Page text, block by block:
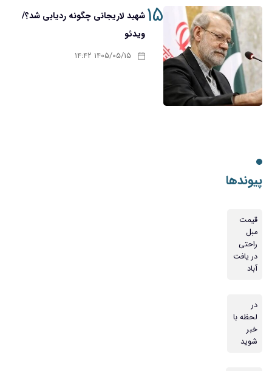
۱۵شهید لاریجانی چگونه ردیابی شد؟/
ویدئو
۱۴۰۵/۰۵/۱۵ ۱۴:۴۲
پیوندها
قیمت
مبل
راحتی
در یافت
آباد
در
لحظه با
خبر
شوید